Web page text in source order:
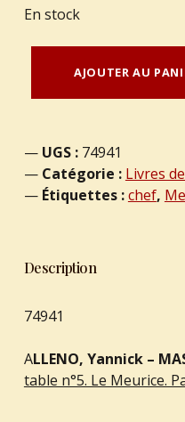
En stock
AJOUTER AU
UGS : 74941
Catégorie : Livres
Étiquettes :chef,
Description
74941
ALLENO, Yannick –
table n°5. Le Meurice.